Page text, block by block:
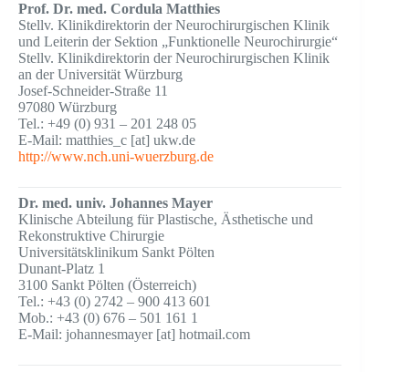
Prof. Dr. med. Cordula Matthies
Stellv. Klinikdirektorin der Neurochirurgischen Klinik
und Leiterin der Sektion „Funktionelle Neurochirurgie“
Stellv. Klinikdirektorin der Neurochirurgischen Klinik
an der Universität Würzburg
Josef-Schneider-Straße 11
97080 Würzburg
Tel.: +49 (0) 931 – 201 248 05
E-Mail: matthies_c [at] ukw.de
http://www.nch.uni-wuerzburg.de
Dr. med. univ. Johannes Mayer
Klinische Abteilung für Plastische, Ästhetische und
Rekonstruktive Chirurgie
Universitätsklinikum Sankt Pölten
Dunant-Platz 1
3100 Sankt Pölten (Österreich)
Tel.: +43 (0) 2742 – 900 413 601
Mob.: +43 (0) 676 – 501 161 1
E-Mail: johannesmayer [at] hotmail.com